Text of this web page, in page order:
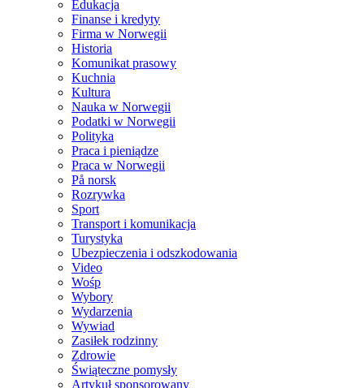
Edukacja
Finanse i kredyty
Firma w Norwegii
Historia
Komunikat prasowy
Kuchnia
Kultura
Nauka w Norwegii
Podatki w Norwegii
Polityka
Praca i pieniądze
Praca w Norwegii
På norsk
Rozrywka
Sport
Transport i komunikacja
Turystyka
Ubezpieczenia i odszkodowania
Video
Wośp
Wybory
Wydarzenia
Wywiad
Zasiłek rodzinny
Zdrowie
Świąteczne pomysły
Artykuł sponsorowany